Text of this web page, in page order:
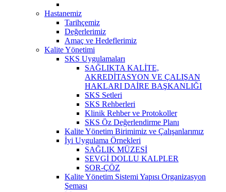
Hastanemiz
Tarihçemiz
Değerlerimiz
Amaç ve Hedeflerimiz
Kalite Yönetimi
SKS Uygulamaları
SAĞLIKTA KALİTE,
AKREDİTASYON VE ÇALIŞAN
HAKLARI DAİRE BAŞKANLIĞI
SKS Setleri
SKS Rehberleri
Klinik Rehber ve Protokoller
SKS Öz Değerlendirme Planı
Kalite Yönetim Birimimiz ve Çalışanlarımız
İyi Uygulama Örnekleri
SAĞLIK MÜZESİ
SEVGİ DOLLU KALPLER
SOR-ÇÖZ
Kalite Yönetim Sistemi Yapısı Organizasyon
Şeması